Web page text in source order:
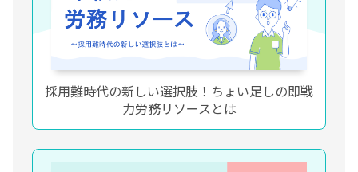
採用難時代の新しい選択肢！ちょい足しの即戦
力労務リソースとは